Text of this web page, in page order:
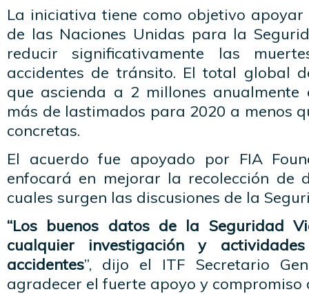
La iniciativa tiene como objetivo
de las Naciones Unidas para la
reducir significativamente las
accidentes de tránsito. El total global
que ascienda a 2 millones anualmente
más de lastimados para 2020 a menos
concretas.
El acuerdo fue apoyado por FIA
enfocará en mejorar la recolección de
cuales surgen las discusiones de la
“Los buenos datos de la Seguridad
cualquier investigación y
accidentes”, dijo el ITF Secretario
agradecer el fuerte apoyo y compromiso